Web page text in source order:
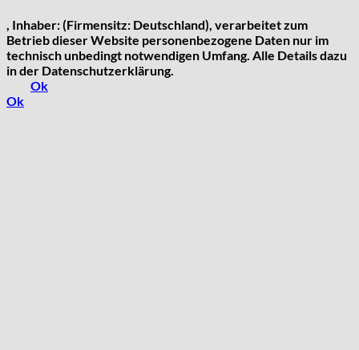
, Inhaber: (Firmensitz: Deutschland), verarbeitet zum
Betrieb dieser Website personenbezogene Daten nur im
technisch unbedingt notwendigen Umfang. Alle Details dazu
in der Datenschutzerklärung.
Ok
Ok